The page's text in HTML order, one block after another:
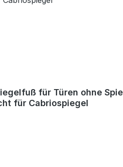
für Türen ohne
für Cabriospiegel